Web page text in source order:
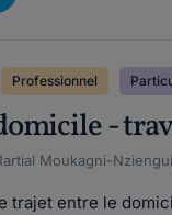
Professionnel
-
Moukagni-
trajet entre le